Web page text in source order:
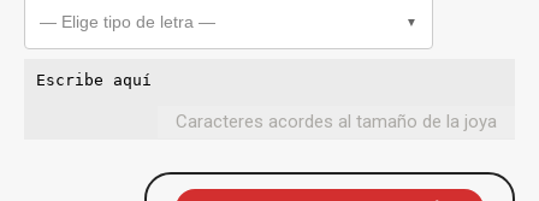
— Elige tipo de letra — ▼
Caracteres acordes al tamaño de la joya